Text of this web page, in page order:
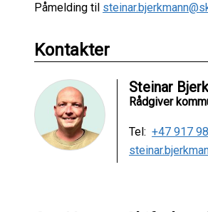
Påmelding til
Kontakter
Steinar
Rådgiver
Tel: +47 917